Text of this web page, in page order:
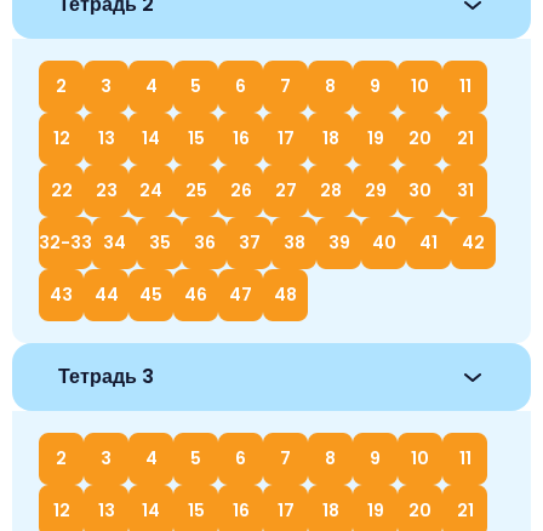
2 3 4 5 6 7 8 9 10 11
12 13 14 15 16 17 18 19 20 21
22 23 24 25 26 27 28 29 30 31
32-33 34 35 36 37 38 39 40 41 42
43 44 45 46 47 48
Тетрадь 3
2 3 4 5 6 7 8 9 10 11
12 13 14 15 16 17 18 19 20 21